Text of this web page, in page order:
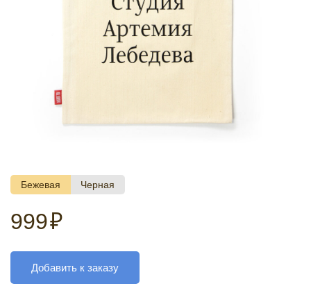
Бежевая Черная
999₽
Добавить к заказу